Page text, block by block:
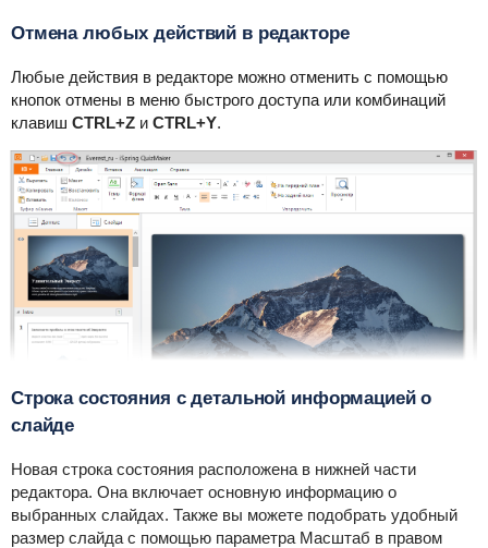
Отмена любых действий в редакторе
Любые действия в редакторе можно отменить с помощью
кнопок отмены в меню быстрого доступа или комбинаций
клавиш CTRL+Zи CTRL+Y.
Строка состояния с детальной информацией о
слайде
Новая строка состояния расположена в нижней части
редактора. Она включает основную информацию о
выбранных слайдах. Также вы можете подобрать удобный
размер слайда с помощью параметра Масштаб в правом